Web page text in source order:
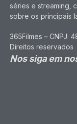
séries e streaming,
sobre os principais
365Filmes – CNPJ:
Direitos reservados
Nos siga em